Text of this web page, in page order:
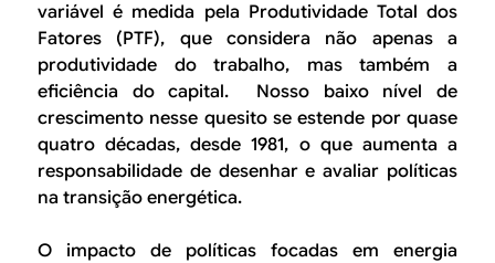
variável é medida pela Produtividade Total dos
Fatores (PTF), que considera não apenas a
produtividade do trabalho, mas também a
eficiência do capital. Nosso baixo nível de
crescimento nesse quesito se estende por quase
quatro décadas, desde 1981, o que aumenta a
responsabilidade de desenhar e avaliar políticas
na transição energética.
O impacto de políticas focadas em energia